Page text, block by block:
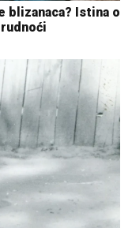
blizanaca? Istina o